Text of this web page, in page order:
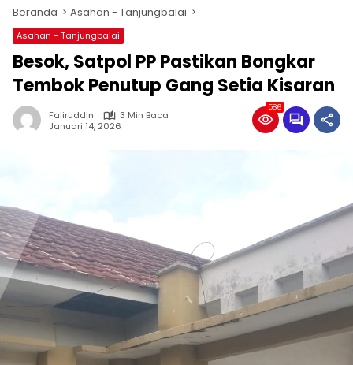
Beranda Asahan - Tanjungbalai
Asahan - Tanjungbalai
Besok, Satpol PP Pastikan Bongkar
Tembok Penutup Gang Setia Kisaran
Faliruddin
3 Min Baca
Januari 14, 2026
586